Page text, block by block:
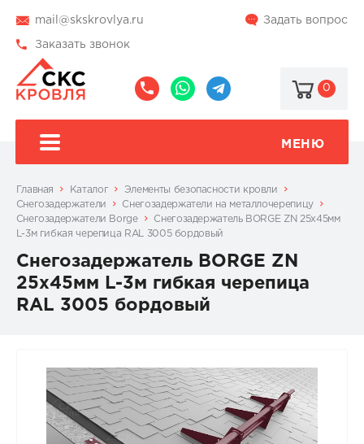
mail@skskrovlya.ru Задать вопрос
Заказать звонок
0
МЕНЮ
Главная Каталог
Элементы безопасности кровли
Снегозадержатели
Снегозадержатели на металлочерепицу
Снегозадержатели Borge
Снегозадержатель BORGE ZN 25х45мм
L-3м гибкая черепица RAL 3005 бордовый
Снегозадержатель BORGE ZN
25х45мм L-3м гибкая черепица
RAL 3005 бордовый